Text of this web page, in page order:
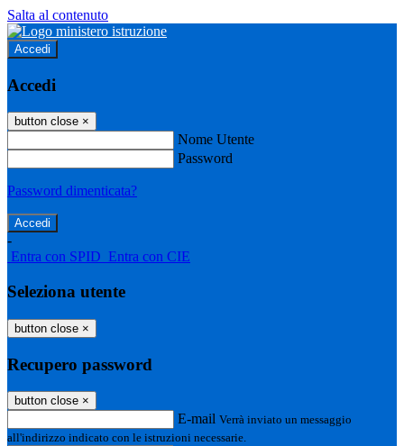
Salta al contenuto
Accedi
Accedi
button close ×
Nome Utente
Password
Password dimenticata?
-
Entra con SPID Entra con CIE
Seleziona utente
button close ×
Recupero password
button close ×
E-mail Verrà inviato un messaggio
all'indirizzo indicato con le istruzioni necessarie.